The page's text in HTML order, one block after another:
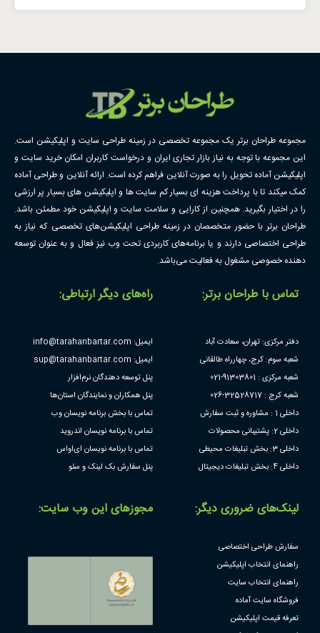
مجموعه طراحان برتر یک مجموعه تخصصی در زمینه طراحی سایت و اپلیکیشن است.
این مجموعه با توجه به نیاز بازار تجاری ایران و درخواست کاربران امکان خرید سایت و
اپلیکیشن آماده تحویل را به صورت آنلاین فراهم کرده است. ارائه آنلاین و طراحی آماده
کمک میکند تا با پرداخت هزینه ای بسیار کم سایت ها و اپلیکیشن های بسیار پر ارزشی
را در اختیار بگیرید. همچنین از کارایی و سلامت سایت و اپلیکیشن خود مطمئن باشد.
طراحان برتر با حضور متخصصان در زمینه طراحی اپلیکیشن‌های تخصصی که نیاز به
طراحی اختصاصی دارند و یا برنامه‌های کاربردی تحت وب نیز فعال و به عنوان توسعه
دهنده خصوصی مشغول به فعالیت می‌باشد.
تماس با طراحان برتر:
دفتر مرکزی: تهران، سعادت آباد
شعبه سوم: کرج، چهارراه طالقانی
شعبه مرکزی : 91303801-021
شعبه کرج : 32528717-026
داخلی 1 : مشاوره و ثبت سفارش
داخلی 2: پشتیبانی محصولات
داخلی 3: بخش تبلیغات محیطی
داخلی 4: بخش تبلیغات دیجیتال
راه‌های دیگر ارتباطی:
ایمیل: info@tarahanbartar.com
ایمیل: sup@tarahanbartar.com
پنل توسعه دهندگان نرم‌افزار
پنل همکاران و نمایندگان استان‌ها
تماس با بخش برنامه نویسان وب
تماس با برنامه نویسان اندروید
تماس با برنامه نویسان ای‌او‌اس
پنل سفارش بک لینک و سئو
لینک‌های ضروری دیگر:
سفارش طراحی اختصاصی
راهنمای انتخاب اپلیکیشن
راهنمای انتخاب سایت
فروشگاه سایت آماده
تعرفه قیمت اپلیکیشن
مجوز‌های این وب سایت: